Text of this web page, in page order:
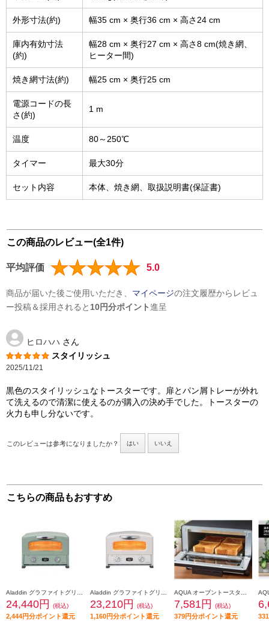
外形寸法(約) 幅35 cm × 奥行36 cm × 高さ24 cm
庫内有効寸法
(約)
幅28 cm × 奥行27 cm × 高さ8 cm(焼き網、
ヒーター間)
焼き網寸法(約) 幅25 cm × 奥行25 cm
電源コードの長
さ(約)
1 m
温度 80～250℃
タイマー 最大30分
セット内容 本体、焼き網、取扱説明書(保証書)
この商品のレビュー(全1件)
平均評価 5.0
商品が届いた後ご使用いただき、 マイページの注文履歴からレビュ
ー投稿＆採用されると 10円分ポイント進呈
ヒロハハ さん
スタイリッシュ
2025/11/21
黒色のスタイリッシュなトースターです。扉とパン屑トレーが外れ
て洗えるので清潔に使えるのが購入の決め手でした。トースターの
火力も申し分ないです。
このレビューは参考になりましたか？ はい いいえ
こちらの商品もおすすめ
24,440円 (税込)
2,444円分ポイント還元
23,210円 (税込)
1,160円分ポイント還元
7,581円 (税込)
379円分ポイント還元